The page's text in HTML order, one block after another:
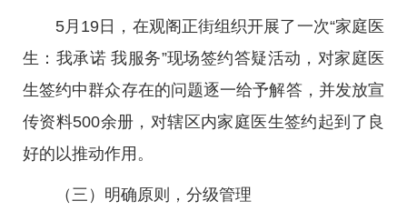
5月19日，在观阁正街组织开展了一次“家庭医
生：我承诺 我服务”现场签约答疑活动，对家庭医
生签约中群众存在的问题逐一给予解答，并发放宣
传资料500余册，对辖区内家庭医生签约起到了良
好的以推动作用。
（三）明确原则，分级管理